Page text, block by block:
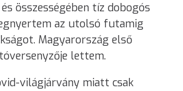
összességében tíz dobogós
az utolsó futamig
Magyarország első
lettem.
világjárvány miatt csak